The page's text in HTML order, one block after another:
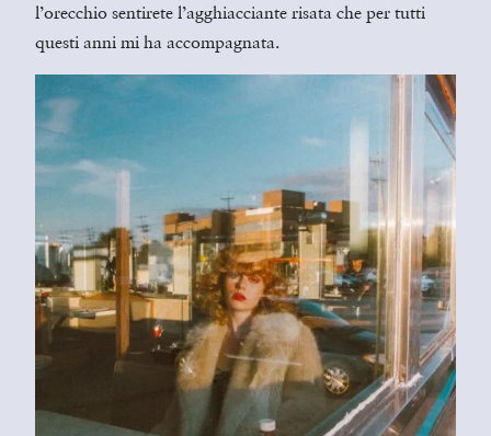
l’orecchio sentirete l’agghiacciante risata che per tutti
questi anni mi ha accompagnata.